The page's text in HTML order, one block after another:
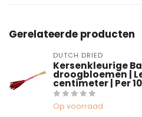
Gerelateerde producten
DUTCH DRIED
Kersenkleurige
droogbloemen |
centimeter | Per
Op voorraad